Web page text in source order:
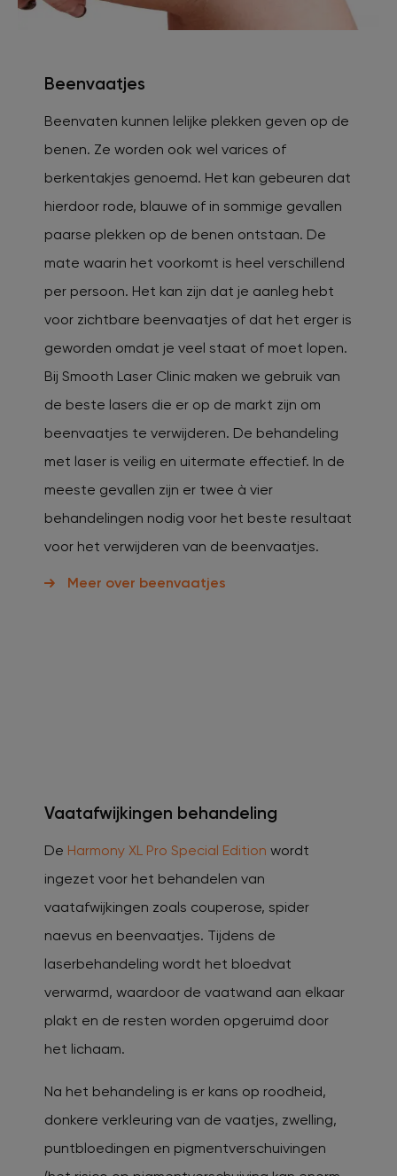
Beenvaatjes
Beenvaten kunnen lelijke plekken geven op de
benen. Ze worden ook wel varices of
berkentakjes genoemd. Het kan gebeuren dat
hierdoor rode, blauwe of in sommige gevallen
paarse plekken op de benen ontstaan. De
mate waarin het voorkomt is heel verschillend
per persoon. Het kan zijn dat je aanleg hebt
voor zichtbare beenvaatjes of dat het erger is
geworden omdat je veel staat of moet lopen.
Bij Smooth Laser Clinic maken we gebruik van
de beste lasers die er op de markt zijn om
beenvaatjes te verwijderen. De behandeling
met laser is veilig en uitermate effectief. In de
meeste gevallen zijn er twee à vier
behandelingen nodig voor het beste resultaat
voor het verwijderen van de beenvaatjes.
Meer over beenvaatjes
Vaatafwijkingen behandeling
De Harmony XL Pro Special Edition wordt
ingezet voor het behandelen van
vaatafwijkingen zoals couperose, spider
naevus en beenvaatjes. Tijdens de
laserbehandeling wordt het bloedvat
verwarmd, waardoor de vaatwand aan elkaar
plakt en de resten worden opgeruimd door
het lichaam.
Na het behandeling is er kans op roodheid,
donkere verkleuring van de vaatjes, zwelling,
puntbloedingen en pigmentverschuivingen